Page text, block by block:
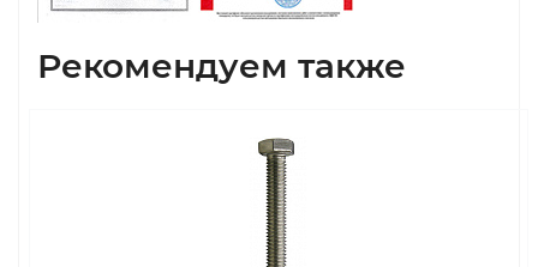
Рекомендуем также